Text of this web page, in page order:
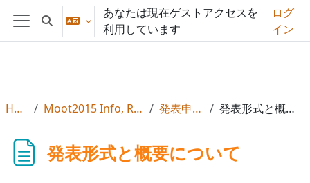
メインコンテンツへスキップする
サイドパネル
検索入力に切り替える
あなたは現在ゲストアクセスを
利用しています
ログ
イン
Home Moot2015 Info, Reg & Subs 発表申し込み 発表形式と概要について
発表形式と概要について